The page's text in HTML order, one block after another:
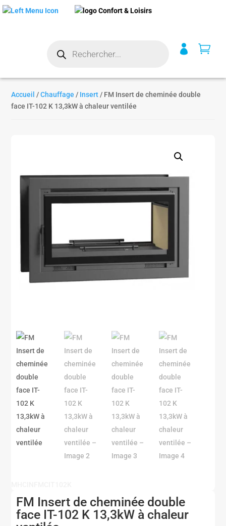
produits
 
Accueil /Chauffage / Insert / FM Insert de cheminée double
face IT-102 K 13,3kW à chaleur ventilée
FM Insert de cheminée double
face IT-102 K 13,3kW à chaleur